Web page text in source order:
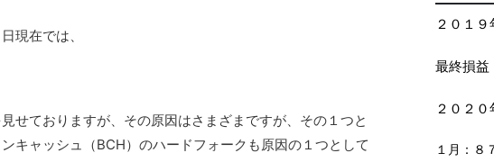
現在では、
せておりますが、その原因はさまざまですが、その１つと
キャッシュ（BCH）のハードフォークも原因の１つとして
２０１９
最終損益
２０２０
１月：８